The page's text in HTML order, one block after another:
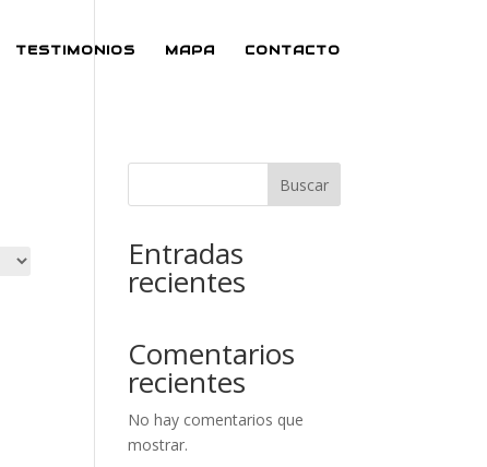
TESTIMONIOS MAPA CONTACTO
Buscar
Entradas
recientes
Comentarios
recientes
No hay comentarios que
mostrar.